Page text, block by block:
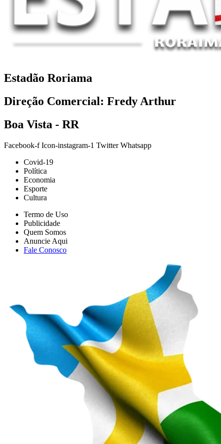
Estadão Roriama
Direção Comercial: Fredy Arthur
Boa Vista - RR
Facebook-f Icon-instagram-1 Twitter Whatsapp
Covid-19
Política
Economia
Esporte
Cultura
Termo de Uso
Publicidade
Quem Somos
Anuncie Aqui
Fale Conosco